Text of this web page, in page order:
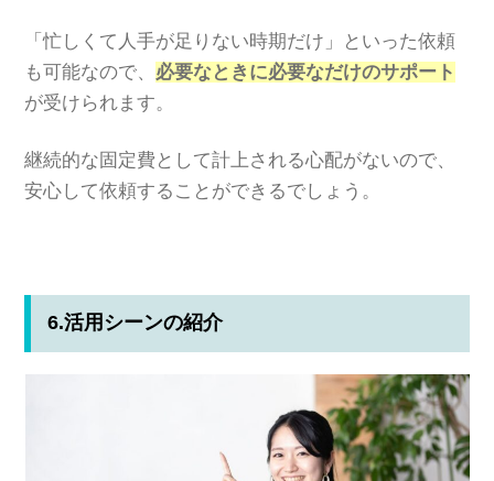
「忙しくて人手が足りない時期だけ」といった依頼
も可能なので、 必要なときに必要なだけのサポート
が受けられます。
継続的な固定費として計上される心配がないので、
安心して依頼することができるでしょう。
6.活用シーンの紹介